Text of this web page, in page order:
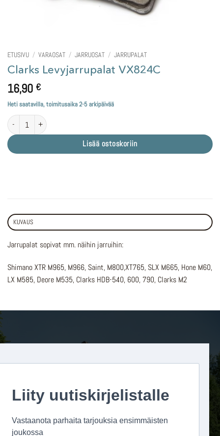
ETUSIVU / VARAOSAT / JARRUOSAT / JARRUPALAT
Clarks Levyjarrupalat VX824C
16,90 €
Heti saatavilla, toimitusaika 2-5 arkipäivää
Clarks Levyjarrupalat VX824C määrä
Lisää ostoskoriin
KUVAUS
Jarrupalat sopivat mm. näihin jarruihin:
Shimano XTR M965, M966, Saint, M800,XT765, SLX M665, Hone M60,
LX M585, Deore M535, Clarks HDB-540, 600, 790, Clarks M2